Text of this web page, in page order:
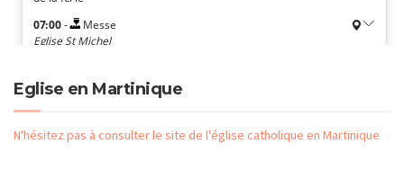
Eglise en Martinique
N'hésitez pas à consulter le site de l'église catholique en Martinique